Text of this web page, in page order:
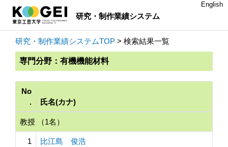
研究・制作業績システム
English
研究・制作業績システムTOP > 検索結果一覧
専門分野：有機機能材料
No
.
氏名(カナ)
教授 （1名）
1
比江島 俊浩